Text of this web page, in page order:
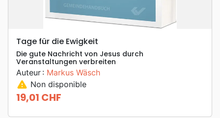
Tage für die Ewigkeit
Die gute Nachricht von Jesus durch
Veranstaltungen verbreiten
Auteur : Markus Wäsch
warning Non disponible
Prix
19,01 CHF